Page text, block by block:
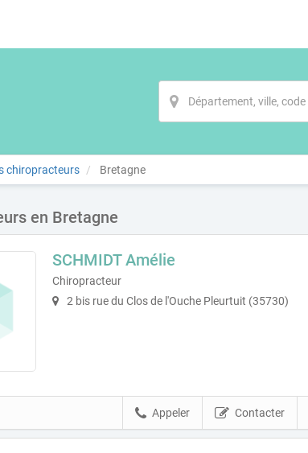
chiropracteurs Bretagne
en Bretagne
SCHMIDT Amélie
Chiropracteur
2 bis rue du Clos de l'Ouche Pleurtuit (35730)
Contacter
Appeler